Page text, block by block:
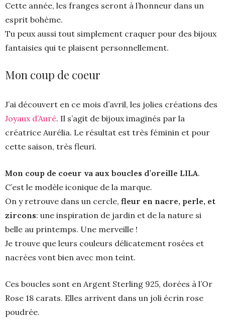
Cette année, les franges seront à l’honneur dans un
esprit bohème.
Tu peux aussi tout simplement craquer pour des bijoux
fantaisies qui te plaisent personnellement.
Mon coup de coeur
J’ai découvert en ce mois d’avril, les jolies créations des
Joyaux d’Auré. Il s’agit de bijoux imaginés par la
créatrice Aurélia. Le résultat est très féminin et pour
cette saison, très fleuri.
Mon coup de coeur va aux boucles d’oreille LILA.
C’est le modèle iconique de la marque.
On y retrouve dans un cercle, fleur en nacre, perle, et
zircons: une inspiration de jardin et de la nature si
belle au printemps. Une merveille !
Je trouve que leurs couleurs délicatement rosées et
nacrées vont bien avec mon teint.
Ces boucles sont en Argent Sterling 925, dorées à l’Or
Rose 18 carats. Elles arrivent dans un joli écrin rose
poudrée.